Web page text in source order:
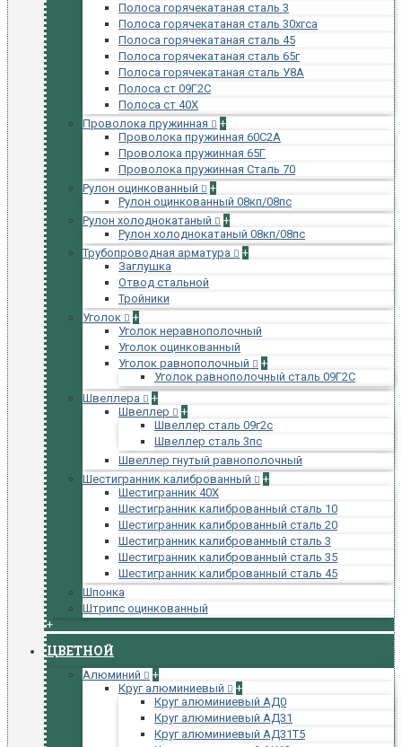
Полоса горячекатаная сталь 3
Полоса горячекатаная сталь 30хгса
Полоса горячекатаная сталь 45
Полоса горячекатаная сталь 65г
Полоса горячекатаная сталь У8А
Полоса ст 09Г2С
Полоса ст 40Х
Проволока пружинная
+
Проволока пружинная 60С2А
Проволока пружинная 65Г
Проволока пружинная Сталь 70
Рулон оцинкованный
+
Рулон оцинкованный 08кп/08пс
Рулон холоднокатаный
+
Рулон холоднокатаный 08кп/08пс
Трубопроводная арматура
+
Заглушка
Отвод стальной
Тройники
Уголок
+
Уголок неравнополочный
Уголок оцинкованный
Уголок равнополочный
+
Уголок равнополочный сталь 09Г2С
Швеллера
+
Швеллер
+
Швеллер сталь 09г2с
Швеллер сталь 3пс
Швеллер гнутый равнополочный
Шестигранник калиброванный
+
Шестигранник 40Х
Шестигранник калиброванный сталь 10
Шестигранник калиброванный сталь 20
Шестигранник калиброванный сталь 3
Шестигранник калиброванный сталь 35
Шестигранник калиброванный сталь 45
Шпонка
Штрипс оцинкованный
+
ЦВЕТНОЙ
Алюминий
+
Круг алюминиевый
+
Круг алюминиевый АД0
Круг алюминиевый АД31
Круг алюминиевый АД31Т5